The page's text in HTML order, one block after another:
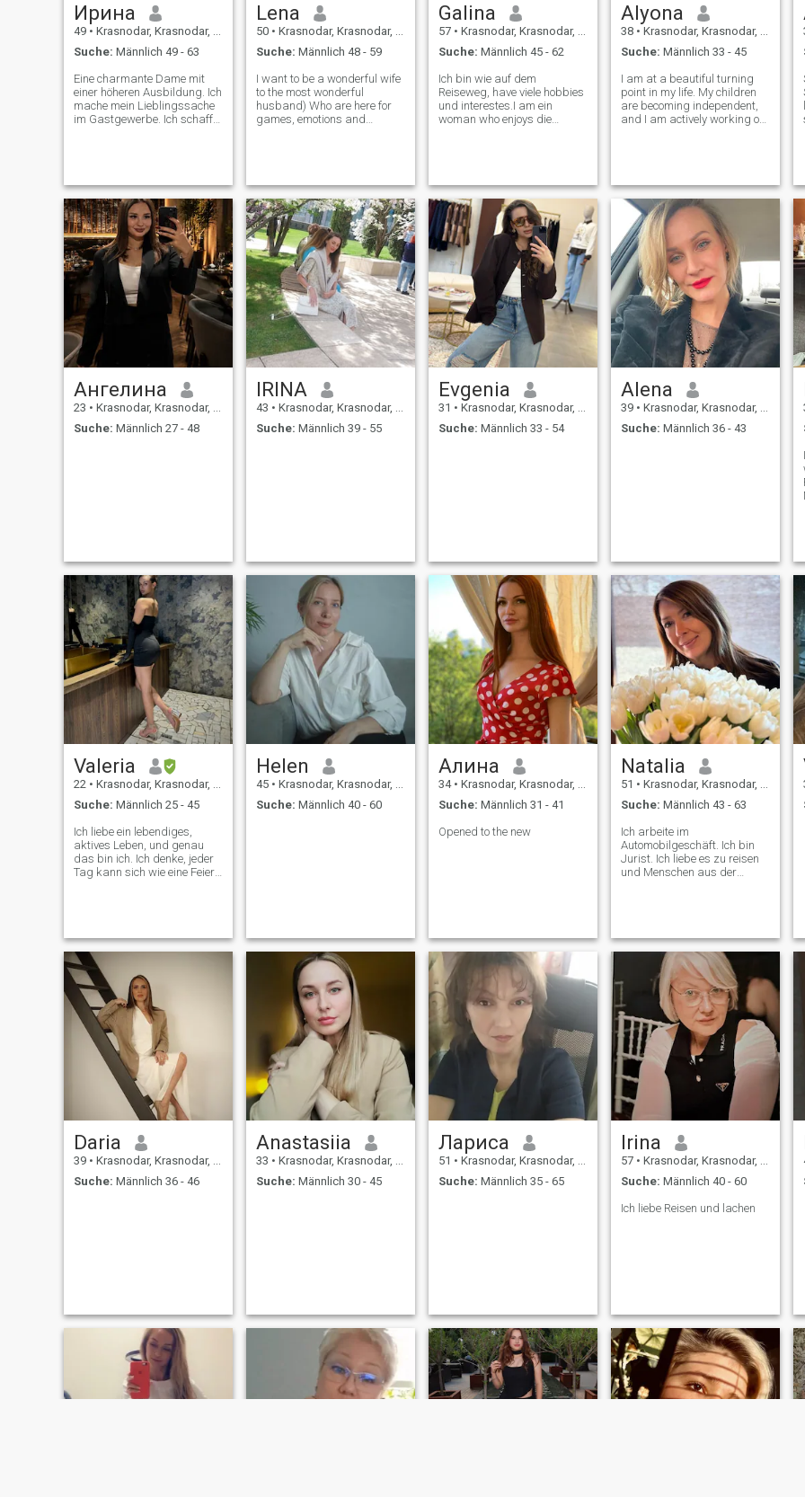
Ирина
49 • Krasnodar, Krasnodar, Russland
Suche: Männlich 49 - 63
Eine charmante Dame mit
einer höheren Ausbildung. Ich
mache mein Lieblingssache
im Gastgewerbe. Ich schaffe
das Leben eines Mannes mit
Zärtlichkeit, Wärme und
Freundlichkeit erfüllen.
Lena
50 • Krasnodar, Krasnodar, Russland
Suche: Männlich 48 - 59
I want to be a wonderful wife
to the most wonderful
husband) Who are here for
games, emotions and
Caring and family-oriented.
My c
Galina
57 • Krasnodar, Krasnodar, Russland
Suche: Männlich 45 - 62
Ich bin wie auf dem
Reiseweg, have viele hobbies
und interestes.I am ein
woman who enjoys die
soon...I am very romantics
und active in Life. Ich liebe
moderne Klothes.I wie Musik
und Filme von allen Arten.
Alyona
38 • Krasnodar, Krasnodar, Russland
Suche: Männlich 33 - 45
I am at a beautiful turning
point in my life. My children
are becoming independent,
and I am actively working on
things, and creating a cozy
home.
Ангелина
23 • Krasnodar, Krasnodar, Russland
Suche: Männlich 27 - 48
IRINA
43 • Krasnodar, Krasnodar, Russland
Suche: Männlich 39 - 55
Evgenia
31 • Krasnodar, Krasnodar, Russland
Suche: Männlich 33 - 54
Alena
39 • Krasnodar, Krasnodar, Russland
Suche: Männlich 36 - 43
Valeria
22 • Krasnodar, Krasnodar, Russland
Suche: Männlich 25 - 45
Ich liebe ein lebendiges,
aktives Leben, und genau
das bin ich. Ich denke, jeder
Tag kann sich wie eine Feier
bin sehr einfühlsam und ich
mache mir ein Zuhause
gemütlich. Ich bin auch ein
großer Tierfreund und lerne
immer etwas Neues.
Helen
45 • Krasnodar, Krasnodar, Russland
Suche: Männlich 40 - 60
Алина
34 • Krasnodar, Krasnodar, Russland
Suche: Männlich 31 - 41
Opened to the new
Natalia
51 • Krasnodar, Krasnodar, Russland
Suche: Männlich 43 - 63
Ich arbeite im
Automobilgeschäft. Ich bin
Jurist. Ich liebe es zu reisen
und Menschen aus der
Daria
39 • Krasnodar, Krasnodar, Russland
Suche: Männlich 36 - 46
Anastasiia
33 • Krasnodar, Krasnodar, Russland
Suche: Männlich 30 - 45
Лариса
51 • Krasnodar, Krasnodar, Russland
Suche: Männlich 35 - 65
Irina
57 • Krasnodar, Krasnodar, Russland
Suche: Männlich 40 - 60
Ich liebe Reisen und lachen